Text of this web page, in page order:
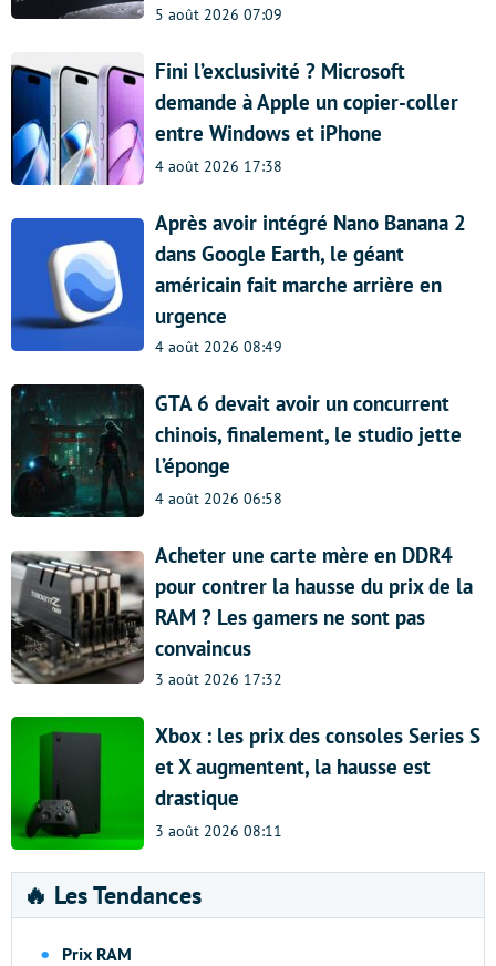
5 août 2026 07:09
Fini l’exclusivité ? Microsoft
demande à Apple un copier-coller
entre Windows et iPhone
4 août 2026 17:38
Après avoir intégré Nano Banana 2
dans Google Earth, le géant
américain fait marche arrière en
urgence
4 août 2026 08:49
GTA 6 devait avoir un concurrent
chinois, finalement, le studio jette
l’éponge
4 août 2026 06:58
Acheter une carte mère en DDR4
pour contrer la hausse du prix de la
RAM ? Les gamers ne sont pas
convaincus
3 août 2026 17:32
Xbox : les prix des consoles Series S
et X augmentent, la hausse est
drastique
3 août 2026 08:11
🔥 Les Tendances
Prix RAM